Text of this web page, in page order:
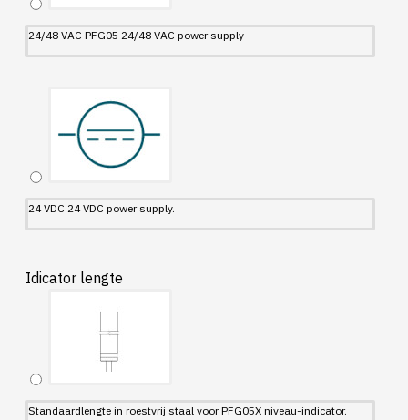
24/48 VAC PFG05 24/48 VAC power supply
24 VDC 24 VDC power supply.
Idicator lengte
Standaardlengte in roestvrij staal voor PFG05X niveau-indicator.